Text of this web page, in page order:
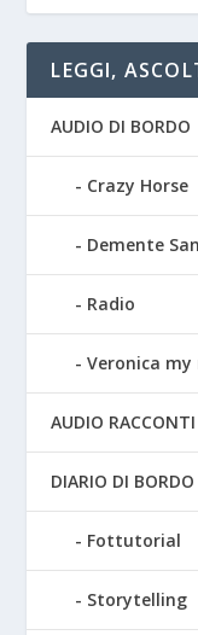
LEGGI,
AUDIO DI BORDO
Crazy Horse
Demente
Radio
Veronica my
AUDIO RACCONTI
DIARIO DI BORDO
Fottutorial
Storytelling